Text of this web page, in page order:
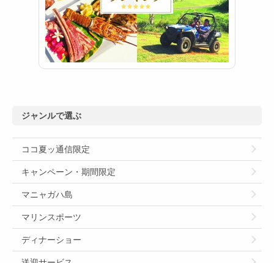
ジャンルで選ぶ
ココ夏ッ通信限定
キャンペーン・期間限定
マニャガハ島
マリンスポーツ
ディナーショー